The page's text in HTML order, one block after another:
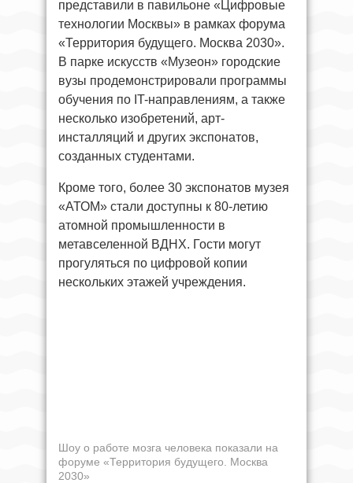
представили в павильоне «Цифровые
технологии Москвы» в рамках форума
«Территория будущего. Москва 2030».
В парке искусств «Музеон» городские
вузы продемонстрировали программы
обучения по IT-направлениям, а также
несколько изобретений, арт-
инсталляций и других экспонатов,
созданных студентами.
Кроме того, более 30 экспонатов музея
«АТОМ» стали доступны к 80-летию
атомной промышленности в
метавселенной ВДНХ. Гости могут
прогуляться по цифровой копии
нескольких этажей учреждения.
Шоу о работе мозга человека показали на
форуме «Территория будущего. Москва
2030»